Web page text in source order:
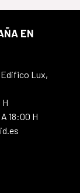
EN
Edifico Lux,
18:00 H